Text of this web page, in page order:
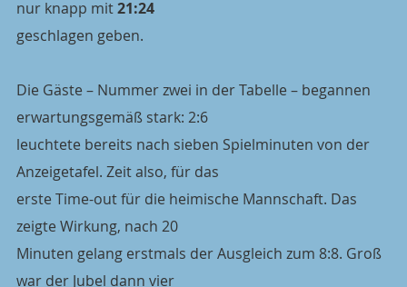
nur knapp mit 21:24
geschlagen geben.
Die Gäste – Nummer zwei in der Tabelle – begannen
erwartungsgemäß stark: 2:6
leuchtete bereits nach sieben Spielminuten von der
Anzeigetafel. Zeit also, für das
erste Time-out für die heimische Mannschaft. Das
zeigte Wirkung, nach 20
Minuten gelang erstmals der Ausgleich zum 8:8. Groß
war der Jubel dann vier